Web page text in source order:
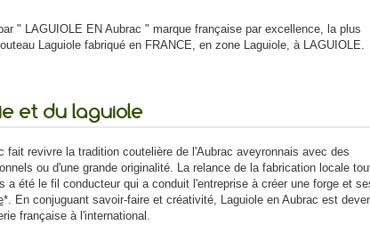
" LAGUIOLE EN Aubrac " marque française par excellence, la plus
Laguiole fabriqué en FRANCE, en zone Laguiole, à LAGUIOLE.
et du laguiole
fait revivre la tradition coutelière de l'Aubrac aveyronnais avec des
ou d'une grande originalité. La relance de la fabrication locale
a été le fil conducteur qui a conduit l'entreprise à créer une forge et
*. En conjuguant savoir-faire et créativité, Laguiole en Aubrac est
française à l'international.